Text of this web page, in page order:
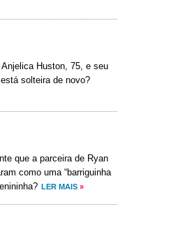
Huston, 75, e seu
solteira de novo?
que a parceira de Ryan
como uma “barriguinha
LER MAIS »